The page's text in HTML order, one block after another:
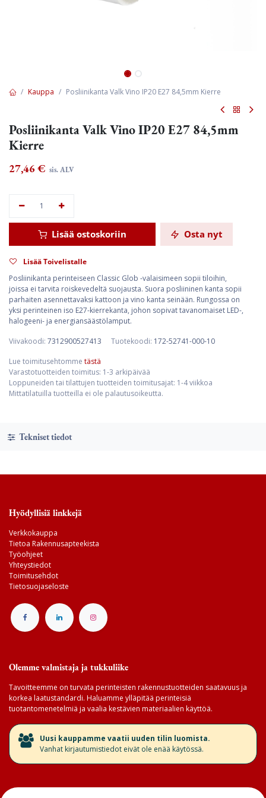
Kauppa Posliinikanta Valk Vino IP20 E27 84,5mm Kierre
Posliinikanta Valk Vino IP20 E27 84,5mm
Kierre
27,46€ sis. ALV
Lisää ostoskoriin Osta nyt
Lisää Toivelistalle
Posliinikanta perinteiseen Classic Glob -valaisimeen sopii tiloihin,
joissa ei tarvita roiskevedeltä suojausta. Suora posliininen kanta sopii
parhaiten asennettavaksi kattoon ja vino kanta seinään. Rungossa on
yksi perinteinen iso E27-kierrekanta, johon sopivat tavanomaiset LED-,
halogeeni- ja energiansäästölamput.
Viivakoodi: 7312900527413 Tuotekoodi: 172-52741-000-10
Lue toimitusehtomme tästä
Varastotuotteiden toimitus: 1-3 arkipäivää
Loppuneiden tai tilattujen tuotteiden toimitusajat: 1-4 viikkoa
Mittatilatuilla tuotteilla ei ole palautusoikeutta.
Tekniset tiedot
Hyödyllisiä linkkejä
Verkkokauppa
Tietoa Rakennusapteekista
Työohjeet
Yhteystiedot
Toimitusehdot
Tietosuojaseloste
Olemme valmistaja ja tukkuliike
Tavoitteemme on turvata perinteisten rakennustuotteiden saatavuus ja
korkea laatustandardi. Haluamme ylläpitää perinteisiä
tuotantomenetelmiä ja vaalia kestävien materiaalien käyttöä.
​Uusi kauppamme vaatii uuden tilin luomista.
Vanhat kirjautumistiedot eivät ole enää käytössä.